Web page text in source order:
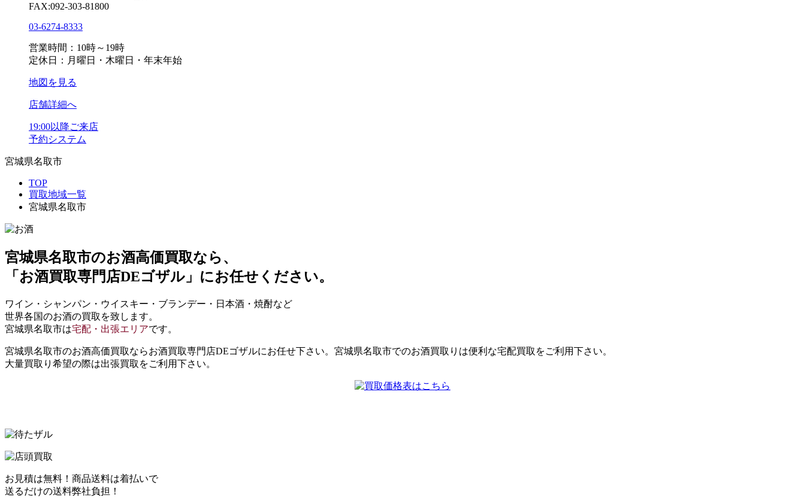
FAX:092-303-81800
03-6274-8333
営業時間：10時～19時
定休日：月曜日・木曜日・年末年始
地図を見る
店舗詳細へ
19:00以降ご来店
予約システム
宮城県名取市
TOP
買取地域一覧
宮城県名取市
宮城県名取市のお酒高価買取なら、
「お酒買取専門店DEゴザル」 にお任せください。
ワイン・シャンパン・ウイスキー・ブランデー・日本酒・焼酎など
世界各国のお酒の買取を致します。
宮城県名取市は宅配・出張エリアです。
宮城県名取市のお酒高価買取ならお酒買取専門店DEゴザルにお任せ下さい。宮城県名取市でのお酒買取りは便利な宅配買取をご利用下さい。
大量買取り希望の際は出張買取をご利用下さい。
お見積は無料！商品送料は着払いで
送るだけの送料弊社負担！